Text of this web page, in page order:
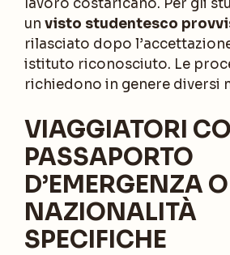
lavoro costaricano. Per gli
un visto studentesco
rilasciato dopo
istituto riconosciuto. Le
richiedono in genere diversi
VIAGGIATORI
PASSAPORTO
D’EMERGENZA O
NAZIONALITÀ
SPECIFICHE